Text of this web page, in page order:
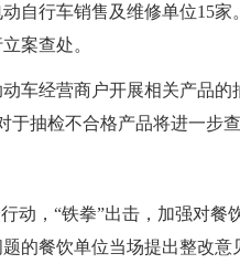
自行车销售及维修单位15家
案查处。
车经营商户开展相关产品的
抽检不合格产品将进一步查
动，“铁拳”出击，加强对餐
的餐饮单位当场提出整改意